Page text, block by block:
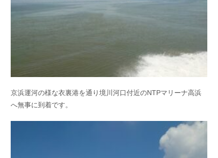
京浜運河の様な衣裏港を通り境川河口付近のNTPマリーナ高浜
へ無事に到着です。